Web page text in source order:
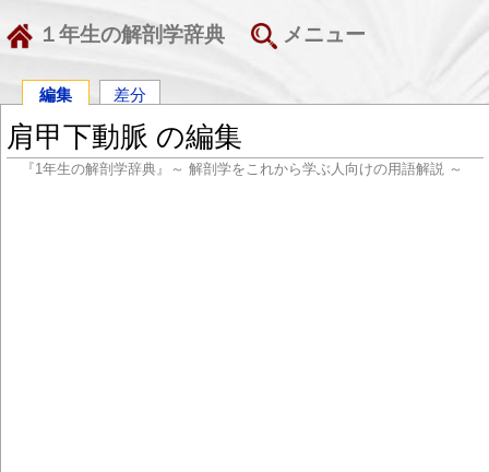
１年生の解剖学辞典 メニュー
編集 差分
肩甲下動脈 の編集
『1年生の解剖学辞典』～ 解剖学をこれから学ぶ人向けの用語解説 ～